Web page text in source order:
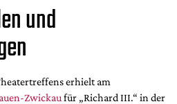
und
erhielt am
Zwickau für „Richard III.“ in der